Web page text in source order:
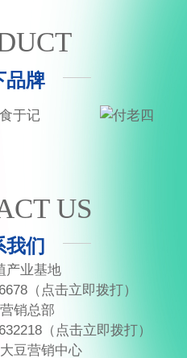
品牌
US
我们
产业基地
（点击立即拨打）
销总部
（点击立即拨打）
豆营销中心